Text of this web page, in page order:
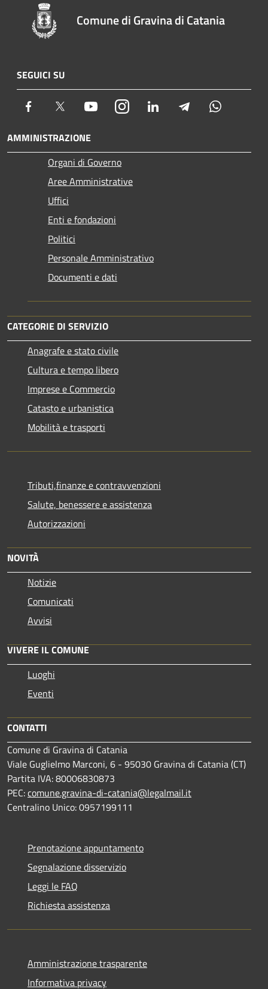
Comune di Gravina di Catania
SEGUICI SU
Facebook Twitter YoutubeInstagram LinkedIn Telegram
AMMINISTRAZIONE
Organi di Governo
Aree Amministrative
Uffici
Enti e fondazioni
Politici
Personale Amministrativo
Documenti e dati
CATEGORIE DI SERVIZIO
Anagrafe e stato civile
Cultura e tempo libero
Imprese e Commercio
Catasto e urbanistica
Mobilità e trasporti
Tributi,finanze e contravvenzioni
Salute, benessere e assistenza
Autorizzazioni
NOVITÀ
Notizie
Comunicati
Avvisi
VIVERE IL COMUNE
Luoghi
Eventi
CONTATTI
Comune di Gravina di Catania
Viale Guglielmo Marconi, 6 - 95030 Gravina di Catania (CT)
Partita IVA: 80006830873
PEC:comune.gravina-di-catania@legalmail.it
Centralino Unico: 0957199111
Prenotazione appuntamento
Segnalazione disservizio
Leggi le FAQ
Richiesta assistenza
Amministrazione trasparente
Informativa privacy